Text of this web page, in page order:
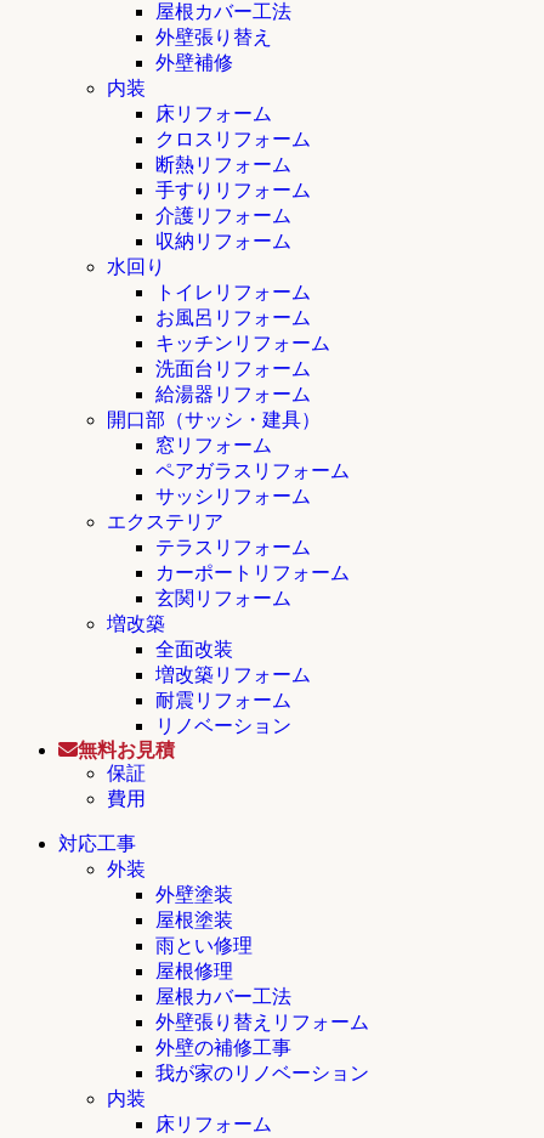
屋根カバー工法
外壁張り替え
外壁補修
内装
床リフォーム
クロスリフォーム
断熱リフォーム
手すりリフォーム
介護リフォーム
収納リフォーム
水回り
トイレリフォーム
お風呂リフォーム
キッチンリフォーム
洗面台リフォーム
給湯器リフォーム
開口部（サッシ・建具）
窓リフォーム
ペアガラスリフォーム
サッシリフォーム
エクステリア
テラスリフォーム
カーポートリフォーム
玄関リフォーム
増改築
全面改装
増改築リフォーム
耐震リフォーム
リノベーション
無料お見積
保証
費用
対応工事
外装
外壁塗装
屋根塗装
雨とい修理
屋根修理
屋根カバー工法
外壁張り替えリフォーム
外壁の補修工事
我が家のリノベーション
内装
床リフォーム